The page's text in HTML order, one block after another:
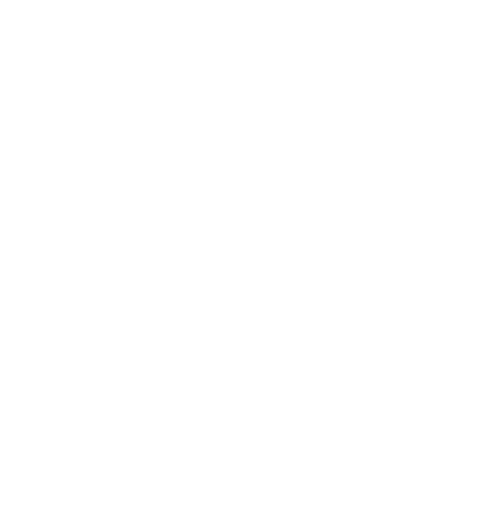
き作成されるも
御機器販売店・
にご登録され
社の共同利用者
とをご了承くだ
はありません。
品に未対応品が
、
ない年数を意
これらの製造装